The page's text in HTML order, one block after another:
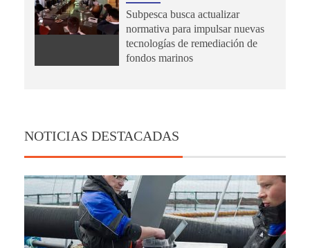
Subpesca busca actualizar
normativa para impulsar nuevas
tecnologías de remediación de
fondos marinos
NOTICIAS DESTACADAS